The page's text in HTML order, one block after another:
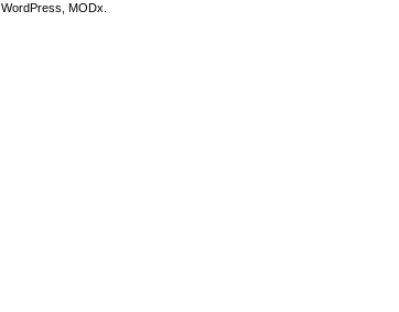
WordPress, MODx.